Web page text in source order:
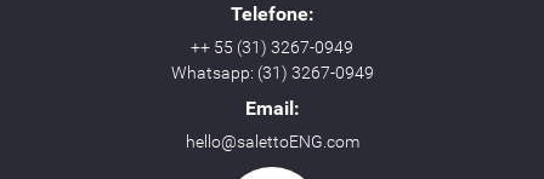
Telefone:
++ 55 (31) 3267-0949
Whatsapp: (31) 3267-0949
Email:
hello@salettoENG.com